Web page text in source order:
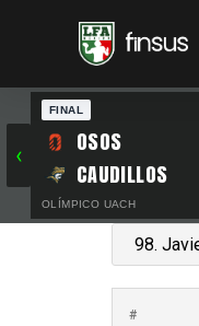
‹
FINAL
OSOS
CAUDILLOS
OLÍMPICO UACH
#